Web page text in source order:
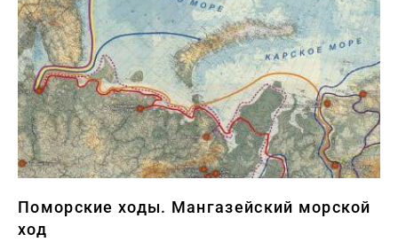
Поморские ходы. Мангазейский морской
ход